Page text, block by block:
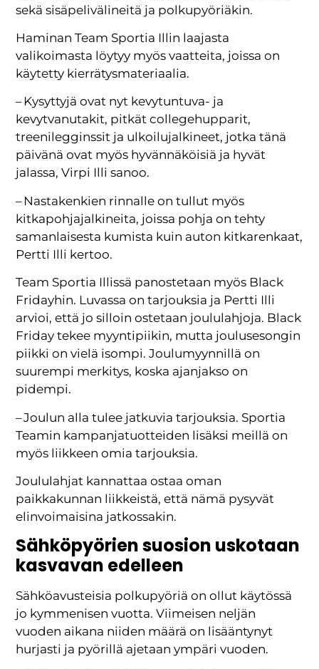
sekä sisäpelivälineitä ja polkupyöriäkin.
Haminan Team Sportia Illin laajasta
valikoimasta löytyy myös vaatteita, joissa on
käytetty kierrätysmateriaalia.
– Kysyttyjä ovat nyt kevytuntuva- ja
kevytvanutakit, pitkät collegehupparit,
treenilegginssit ja ulkoilujalkineet, jotka tänä
päivänä ovat myös hyvännäköisiä ja hyvät
jalassa, Virpi Illi sanoo.
– Nastakenkien rinnalle on tullut myös
kitkapohjajalkineita, joissa pohja on tehty
samanlaisesta kumista kuin auton kitkarenkaat,
Pertti Illi kertoo.
Team Sportia Illissä panostetaan myös Black
Fridayhin. Luvassa on tarjouksia ja Pertti Illi
arvioi, että jo silloin ostetaan joululahjoja. Black
Friday tekee myyntipiikin, mutta joulusesongin
piikki on vielä isompi. Joulumyynnillä on
suurempi merkitys, koska ajanjakso on
pidempi.
– Joulun alla tulee jatkuvia tarjouksia. Sportia
Teamin kampanjatuotteiden lisäksi meillä on
myös liikkeen omia tarjouksia.
Joululahjat kannattaa ostaa oman
paikkakunnan liikkeistä, että nämä pysyvät
elinvoimaisina jatkossakin.
Sähköpyörien suosion uskotaan
kasvavan edelleen
Sähköavusteisia polkupyöriä on ollut käytössä
jo kymmenisen vuotta. Viimeisen neljän
vuoden aikana niiden määrä on lisääntynyt
hurjasti ja pyörillä ajetaan ympäri vuoden.